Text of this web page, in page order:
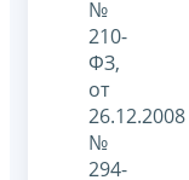
№
210-
ФЗ,
от
26.12.2008
№
294-